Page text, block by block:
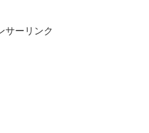
サーリンク